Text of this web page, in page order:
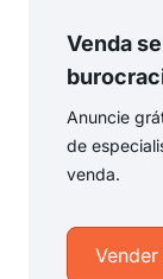
Venda
Anuncie
de
venda.